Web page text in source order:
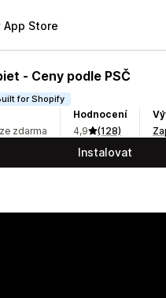
App Store
‑ Ceny podle PSČ
for Shopify
zdarma
Hodnocení
4,9
(128)
Instalovat